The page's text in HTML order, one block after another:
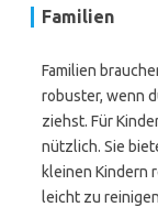
Familien
Familien
robuster, wenn
ziehst. Für
nützlich. Sie
kleinen Kindern
leicht zu